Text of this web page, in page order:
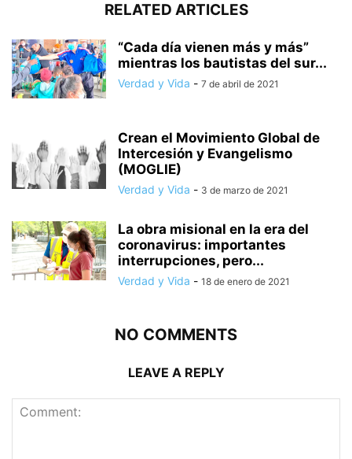
RELATED ARTICLES
“Cada día vienen más y más”
mientras los bautistas del sur...
Verdad y Vida - 7 de abril de 2021
Crean el Movimiento Global de
Intercesión y Evangelismo
(MOGLIE)
Verdad y Vida - 3 de marzo de 2021
La obra misional en la era del
coronavirus: importantes
interrupciones, pero...
Verdad y Vida - 18 de enero de 2021
NO COMMENTS
LEAVE A REPLY